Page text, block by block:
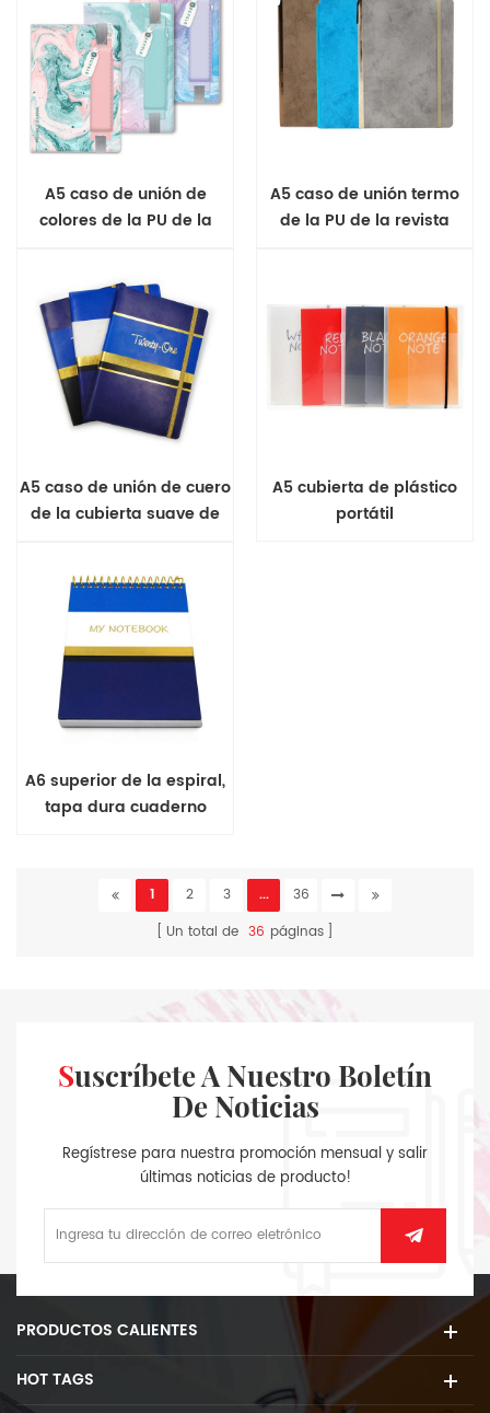
A5 caso de unión de
colores de la PU de la
A5 caso de unión termo
de la PU de la revista
A5 caso de unión de cuero
de la cubierta suave de
A5 cubierta de plástico
portátil
A6 superior de la espiral,
tapa dura cuaderno
1 2 3 ...
36
Un total de 36 páginas
Suscríbete A Nuestro Boletín
De Noticias
Regístrese para nuestra promoción mensual y salir
últimas noticias de producto!
PRODUCTOS CALIENTES
HOT TAGS